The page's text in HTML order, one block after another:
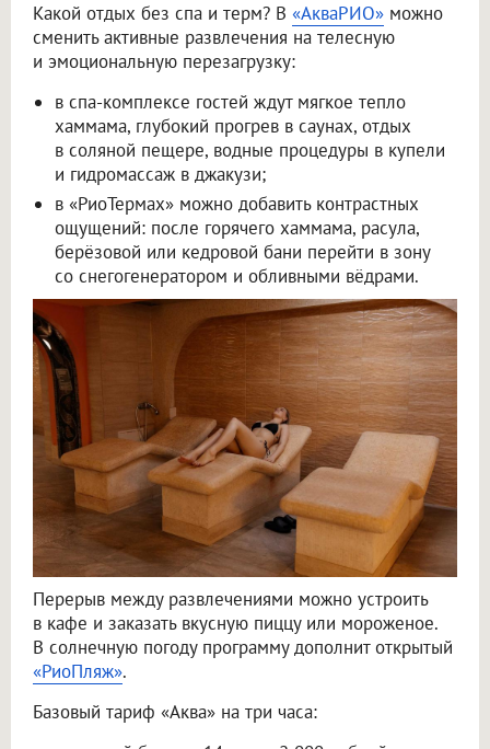
Какой отдых без спа и терм? В «АкваРИО» можно
сменить активные развлечения на телесную
и эмоциональную перезагрузку:
в спа-комплексе гостей ждут мягкое тепло
хаммама, глубокий прогрев в саунах, отдых
в соляной пещере, водные процедуры в купели
и гидромассаж в джакузи;
в «РиоТермах» можно добавить контрастных
ощущений: после горячего хаммама, расула,
берёзовой или кедровой бани перейти в зону
со снегогенератором и обливными вёдрами.
Перерыв между развлечениями можно устроить
в кафе и заказать вкусную пиццу или мороженое.
В солнечную погоду программу дополнит открытый
«РиоПляж».
Базовый тариф «Аква» на три часа: